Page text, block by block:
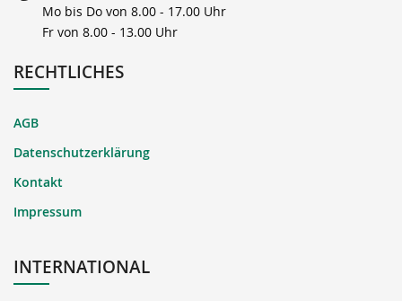
Mo bis Do von 8.00 - 17.00 Uhr
Fr von 8.00 - 13.00 Uhr
RECHTLICHES
AGB
Datenschutzerklärung
Kontakt
Impressum
INTERNATIONAL